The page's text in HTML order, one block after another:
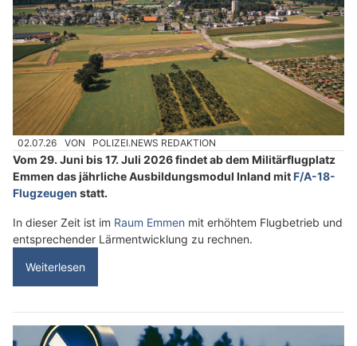
02.07.26 VON POLIZEI.NEWS REDAKTION
Vom 29. Juni bis 17. Juli 2026 findet ab dem Militärflugplatz
Emmen das jährliche Ausbildungsmodul Inland mitF/A-18-
Flugzeugen statt.
In dieser Zeit ist im Raum Emmen mit erhöhtem Flugbetrieb und
entsprechender Lärmentwicklung zu rechnen.
Weiterlesen